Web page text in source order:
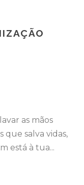
as mãos
que salva vidas,
está à tua...